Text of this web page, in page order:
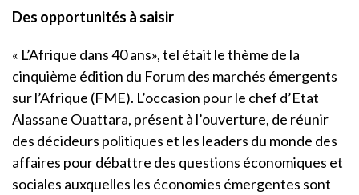
Des opportunités à saisir
« L’Afrique dans 40 ans», tel était le thème de la
cinquième édition du Forum des marchés émergents
sur l’Afrique (FME). L’occasion pour le chef d’Etat
Alassane Ouattara, présent à l’ouverture, de réunir
des décideurs politiques et les leaders du monde des
affaires pour débattre des questions économiques et
sociales auxquelles les économies émergentes sont